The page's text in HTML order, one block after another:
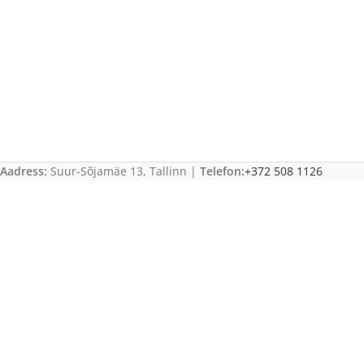
Aadress: Suur-Sõjamäe 13, Tallinn | Telefon:+372 508 1126